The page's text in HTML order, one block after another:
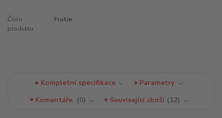
Číslo
produktu:
Frutie
Kompletní specifikace
Parametry
Komentáře
0 Související zboží 12